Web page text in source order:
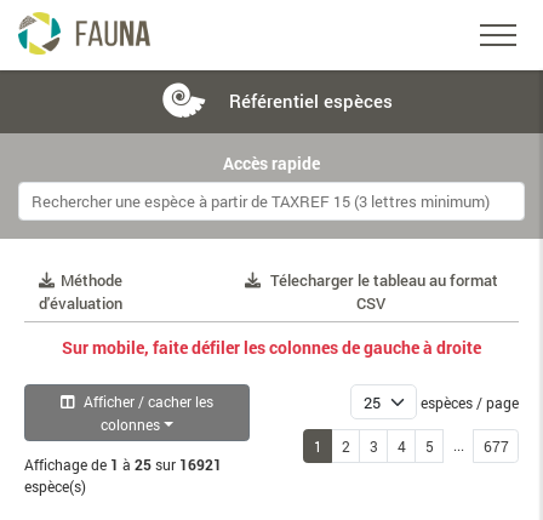
Référentiel espèces
Accès rapide
Méthode
d'évaluation
Télecharger le tableau au format
CSV
Sur mobile, faite défiler les colonnes de gauche à droite
Afficher / cacher les
colonnes
Affichage de 1 à 25sur 16921
espèce(s)
espèces / page
1 2 3 4 5 ... 677